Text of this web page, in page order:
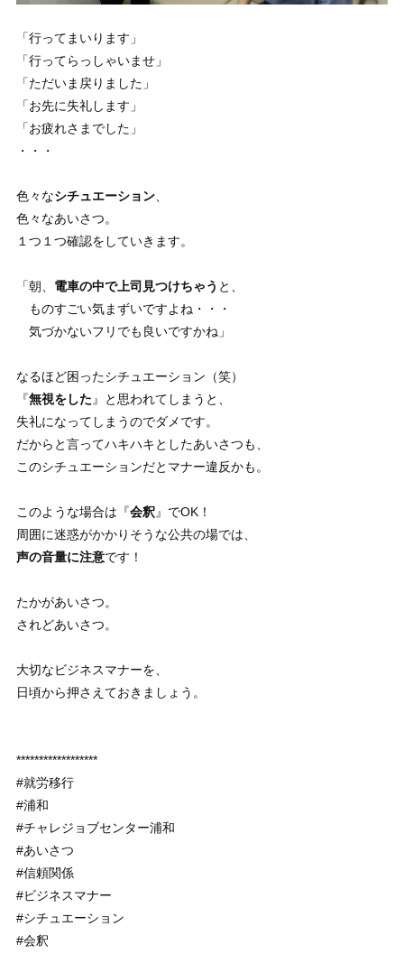
「行ってまいります」
「行ってらっしゃいませ」
「ただいま戻りました」
「お先に失礼します」
「お疲れさまでした」
・・・
色々なシチュエーション、
色々なあいさつ。
１つ１つ確認をしていきます。
「朝、 電車の中で上司見つけちゃう と、
ものすごい気まずいですよね・・・
気づかないフリでも良いですかね」
なるほど困ったシチュエーション（笑）
『無視をした 』と思われてしまうと、
失礼になってしまうのでダメです。
だからと言ってハキハキとしたあいさつも、
このシチュエーションだとマナー違反かも。
このような場合は『会釈』でOK！
周囲に迷惑がかかりそうな公共の場では、
声の音量に注意です！
たかがあいさつ。
されどあいさつ。
大切なビジネスマナーを、
日頃から押さえておきましょう。
******************
#就労移行
#浦和
#チャレジョブセンター浦和
#あいさつ
#信頼関係
#ビジネスマナー
#シチュエーション
#会釈